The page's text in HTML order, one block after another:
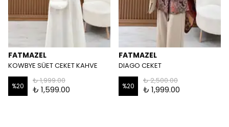
FATMAZEL
KOWBYE SÜET CEKET KAHVE
%20
₺ 1,999.00
₺ 1,599.00
FATMAZEL
DIAGO CEKET
%20
₺ 2,500.00
₺ 1,999.00